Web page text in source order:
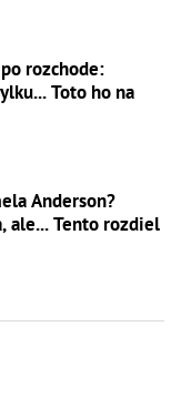
rozchode:
Toto ho na
Anderson?
ale... Tento rozdiel